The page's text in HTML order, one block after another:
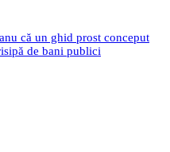
că un ghid prost conceput
de bani publici